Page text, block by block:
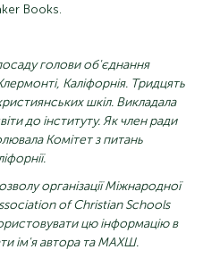
Books.
голови об'єднання
Каліфорнія. Тридцять
шкіл. Викладала
до інституту. Як член ради
Комітет з питань
організації Міжнародної
of Christian Schools
цю інформацію в
ім'я автора та МАХШ.